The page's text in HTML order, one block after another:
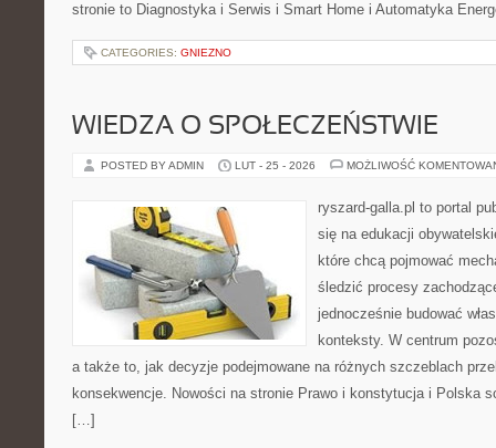
stronie to Diagnostyka i Serwis i Smart Home i Automatyka
CATEGORIES: GNIEZNO
WIEDZA O SPOŁECZEŃSTWIE
POSTED BY ADMIN LUT - 25 - 2026 MOŻLIWOŚĆ
ryszard-galla.pl to portal
się na edukacji
które chcą pojmować
śledzić procesy
jednocześnie budować
konteksty. W centrum
a także to, jak decyzje podejmowane na różnych szczeblach
konsekwencje. Nowości na stronie Prawo i konstytucja i Polska
[…]